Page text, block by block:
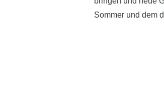
Sommer und dem